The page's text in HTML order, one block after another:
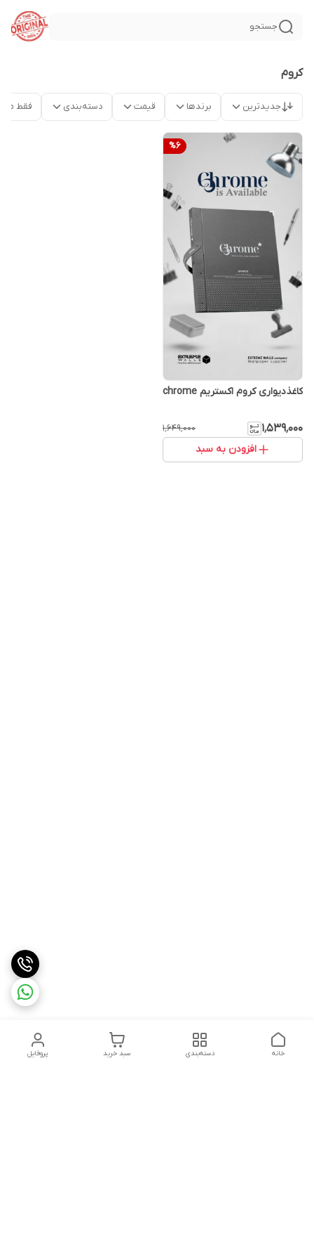
جستجو
کروم
جدیدترین برندها قیمت دسته‌بندی فقط
%6
کاغذدیواری کروم اکستریم chrome
۱٬۵۳۹٬۰۰۰ ۱٬۶۴۹٬۰۰۰
افزودن به سبد
پروفایل سبد خرید دسته‌بندی خانه